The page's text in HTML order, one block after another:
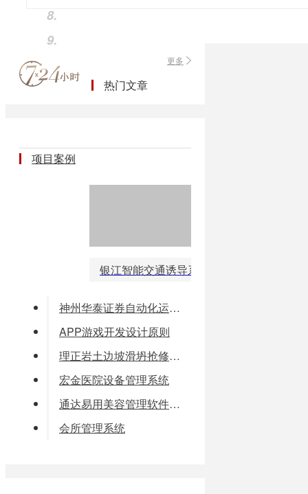
更多
热门文章
8.
9.
10.
拓步ERP财务管理软件
项目案例
银江智能交通诱导系统
神州华泰证券自动化运维解决方案
APP游戏开发设计原则
理正岩土边坡滑坍抢修设计软件
宏金医院设备管理系统
通达易用美容管理软件连锁版
会所管理系统